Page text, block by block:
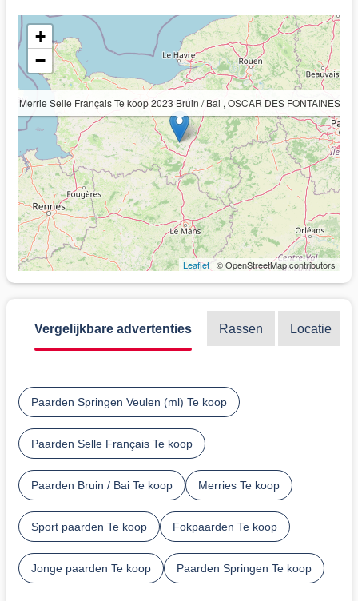
Merrie Selle Français Te koop 2023 Bruin / Bai , OSCAR DES FONTAINES
+
−
Leaflet | © OpenStreetMap contributors
Vergelijkbare advertenties Rassen Locatie
Paarden Springen Veulen (ml) Te koop
Paarden Selle Français Te koop
Paarden Bruin / Bai Te koop Merries Te koop
Sport paarden Te koop Fokpaarden Te koop
Jonge paarden Te koop Paarden Springen Te koop